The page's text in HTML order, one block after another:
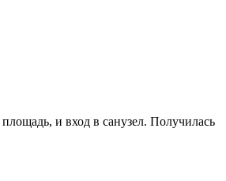
и вход в санузел. Получилась